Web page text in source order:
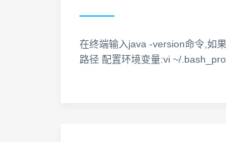
在终端输入java -version命令,如
路径 配置环境变量:vi ~/